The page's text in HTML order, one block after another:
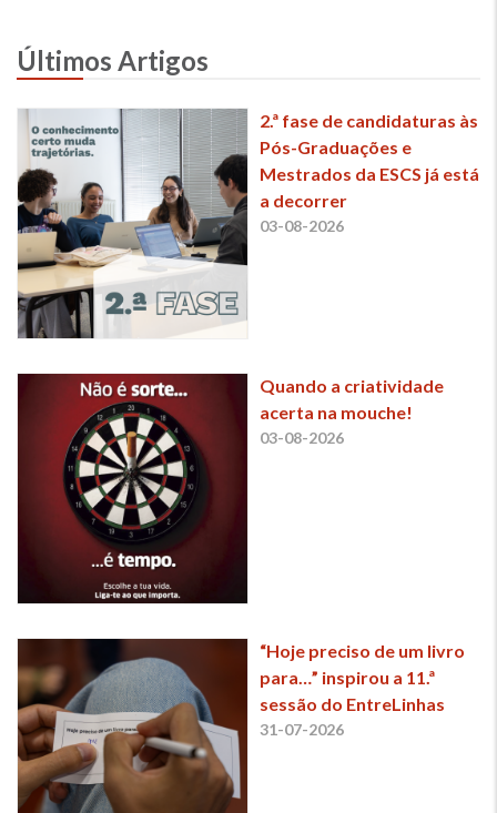
Últimos Artigos
2.ª fase de candidaturas às
Pós-Graduações e
Mestrados da ESCS já está
a decorrer
03-08-2026
Quando a criatividade
acerta na mouche!
03-08-2026
“Hoje preciso de um livro
para…” inspirou a 11.ª
sessão do EntreLinhas
31-07-2026